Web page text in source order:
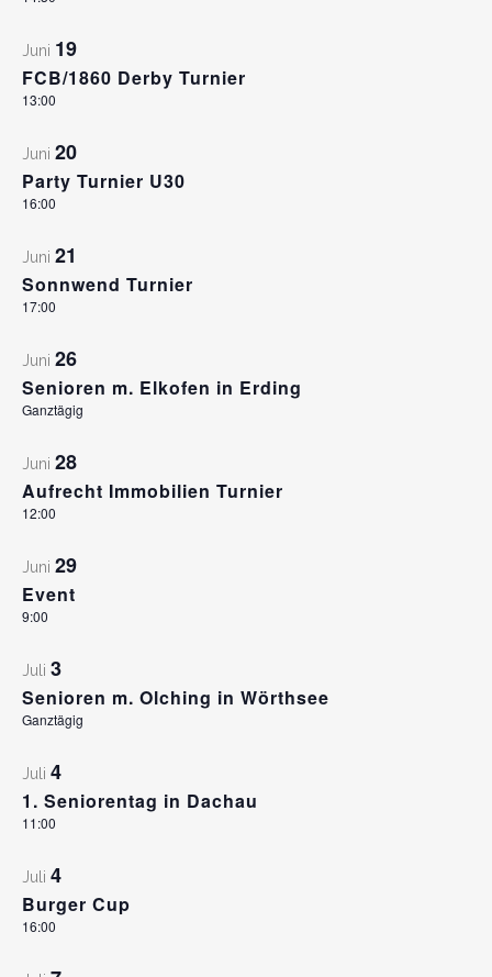
Juni 19
FCB/1860 Derby Turnier
13:00
Juni 20
Party Turnier U30
16:00
Juni 21
Sonnwend Turnier
17:00
Juni 26
Senioren m. Elkofen in Erding
Ganztägig
Juni 28
Aufrecht Immobilien Turnier
12:00
Juni 29
Event
9:00
Juli 3
Senioren m. Olching in Wörthsee
Ganztägig
Juli 4
1. Seniorentag in Dachau
11:00
Juli 4
Burger Cup
16:00